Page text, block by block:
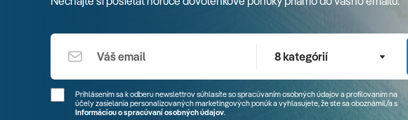
8 kategórií
Prihlásením sa k odberu newslettrov súhlasíte so spracúvaním osobných údajov a profilovaním na
účely zasielania personalizovaných marketingových ponúk a vyhlasujete, že ste saoboznámil/as
Informáciou o spracúvaní osobných údajov.